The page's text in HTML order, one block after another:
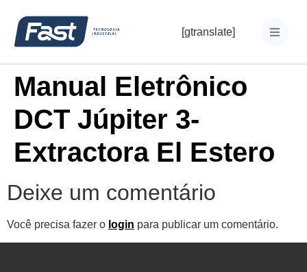
[gtranslate]
Manual Eletrônico
DCT Júpiter 3-
Extractora El Estero
Deixe um comentário
Você precisa fazer o login para publicar um comentário.